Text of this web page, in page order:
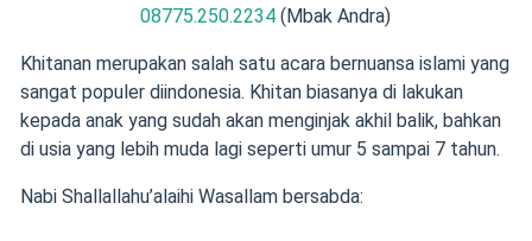
08775.250.2234 (Mbak Andra)
Khitanan merupakan salah satu acara bernuansa islami yang
sangat populer diindonesia. Khitan biasanya di lakukan
kepada anak yang sudah akan menginjak akhil balik, bahkan
di usia yang lebih muda lagi seperti umur 5 sampai 7 tahun.
Nabi Shallallahu’alaihi Wasallam bersabda: